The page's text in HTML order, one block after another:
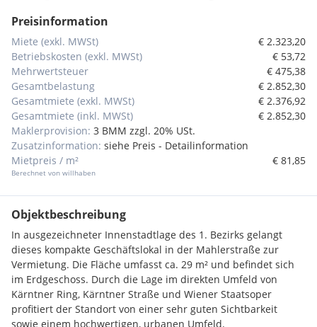
Preisinformation
Miete (exkl. MWSt)
€ 2.323,20
Betriebskosten (exkl. MWSt)
€ 53,72
Mehrwertsteuer
€ 475,38
Gesamtbelastung
€ 2.852,30
Gesamtmiete (exkl. MWSt)
€ 2.376,92
Gesamtmiete (inkl. MWSt)
€ 2.852,30
Maklerprovision: 3 BMM zzgl. 20% USt.
Zusatzinformation: siehe Preis - Detailinformation
Mietpreis / m²
Berechnet von willhaben
€ 81,85
Objektbeschreibung
In ausgezeichneter Innenstadtlage des 1. Bezirks gelangt
dieses kompakte Geschäftslokal in der Mahlerstraße zur
Vermietung. Die Fläche umfasst ca. 29 m² und befindet sich
im Erdgeschoss. Durch die Lage im direkten Umfeld von
Kärntner Ring, Kärntner Straße und Wiener Staatsoper
profitiert der Standort von einer sehr guten Sichtbarkeit
sowie einem hochwertigen, urbanen Umfeld.